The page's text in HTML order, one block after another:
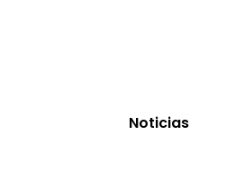
Noticias